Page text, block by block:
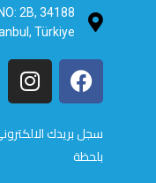
2B, 34188
Türkiye
سجل بريدك
بلحظة